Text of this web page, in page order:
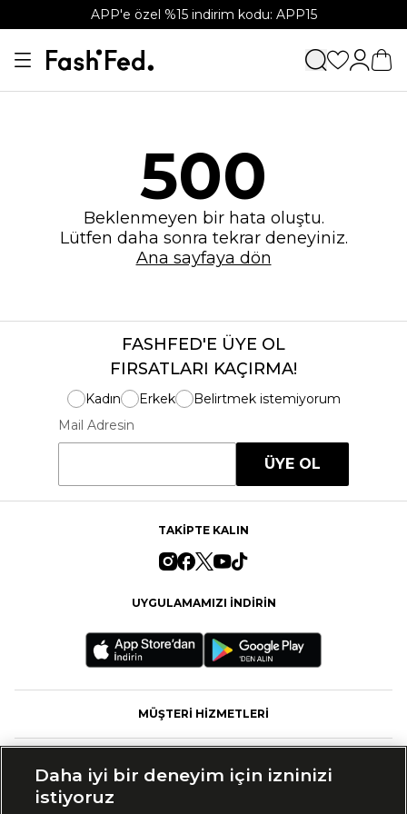
APP'e özel %15 indirim kodu: APP15
500
Beklenmeyen bir hata oluştu.
Lütfen daha sonra tekrar deneyiniz.
Ana sayfaya dön
FASHFED'E ÜYE OL
FIRSATLARI KAÇIRMA!
Kadın Erkek
Belirtmek istemiyorum
Mail Adresin
ÜYE OL
TAKİPTE KALIN
UYGULAMAMIZI İNDİRİN
MÜŞTERİ HİZMETLERİ
Daha iyi bir deneyim için izninizi
istiyoruz